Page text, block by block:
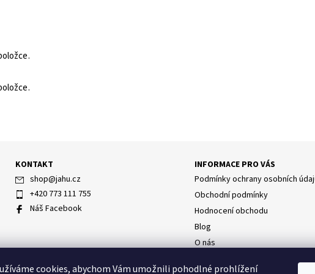
ochrany osobních údajů
KONTAKT
shop@jahu.cz
+420 773 111 755
Náš Facebook
INFORMACE PRO VÁS
Podmínky ochrany osobních
Obchodní podmínky
Hodnocení obchodu
Blog
O nás
cookies, abychom Vám umožnili pohodlné prohlížení